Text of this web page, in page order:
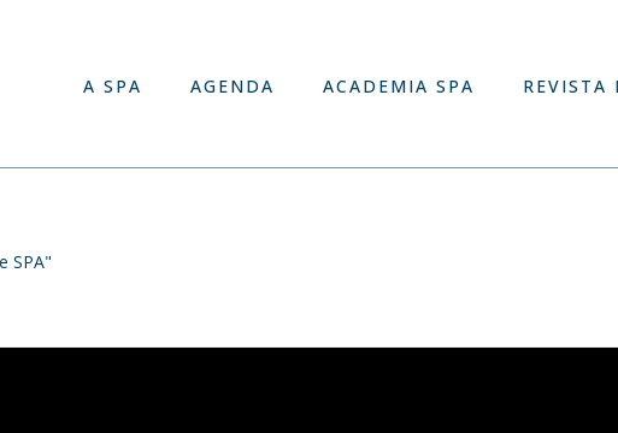
A SPA AGENDA ACADEMIA SPA REVISTA
SPA"